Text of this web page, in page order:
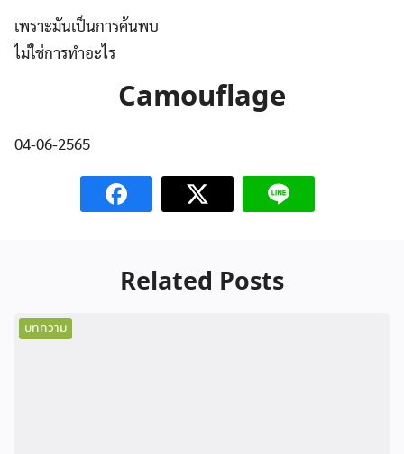
เพราะมันเป็นการค้นพบ
ไม่ใช่การทำอะไร
Camouflage
04-06-2565
Related Posts
บทความ